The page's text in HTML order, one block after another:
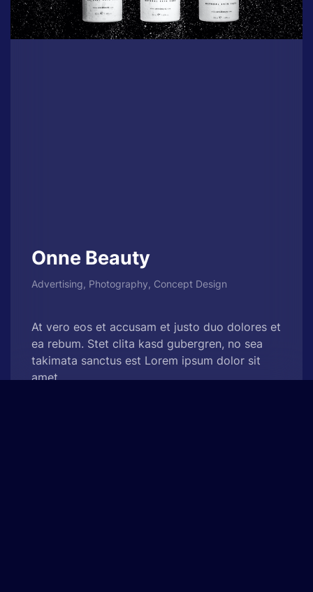
Onne Beauty
Advertising, Photography, Concept Design
At vero eos et accusam et justo duo dolores et
ea rebum. Stet clita kasd gubergren, no sea
takimata sanctus est Lorem ipsum dolor sit
amet.